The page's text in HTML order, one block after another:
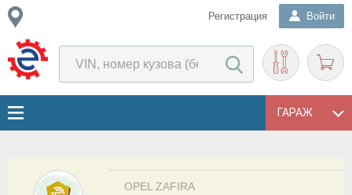
Регистрация Войти
ГАРАЖ
OPEL ZAFIRA